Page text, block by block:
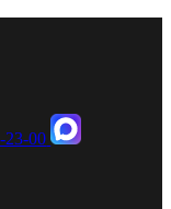
23-00